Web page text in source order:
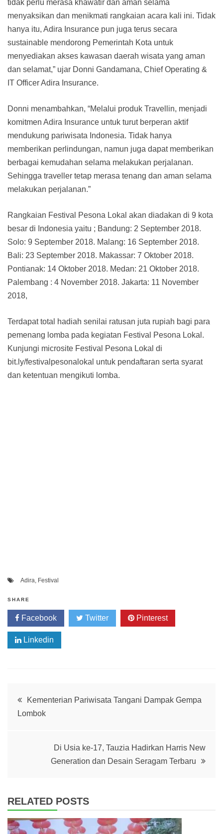
tidak perlu merasa khawatir dan aman selama
menyaksikan dan menikmati rangkaian acara kali ini. Tidak
hanya itu, Adira Insurance pun juga terus secara
sustainable mendorong Pemerintah Kota untuk
menyediakan akses kawasan daerah wisata yang aman
dan selamat,” ujar Donni Gandamana, Chief Operating &
IT Officer Adira Insurance.
Donni menambahkan, “Melalui produk Travellin, menjadi
komitmen Adira Insurance untuk turut berperan aktif
mendukung pariwisata Indonesia. Tidak hanya
memberikan perlindungan, namun juga dapat memberikan
berbagai kemudahan selama melakukan perjalanan.
Sehingga traveller tetap merasa tenang dan aman selama
melakukan perjalanan.”
Rangkaian Festival Pesona Lokal akan diadakan di 9 kota
besar di Indonesia yaitu ; Bandung: 2 September 2018.
Solo: 9 September 2018. Malang: 16 September 2018.
Bali: 23 September 2018. Makassar: 7 Oktober 2018.
Pontianak: 14 Oktober 2018. Medan: 21 Oktober 2018.
Palembang : 4 November 2018. Jakarta: 11 November
2018,
Terdapat total hadiah senilai ratusan juta rupiah bagi para
pemenang lomba pada kegiatan Festival Pesona Lokal.
Kunjungi microsite Festival Pesona Lokal di
bit.ly/festivalpesonalokal untuk pendaftaran serta syarat
dan ketentuan mengikuti lomba.
Adira, Festival
SHARE
Facebook Twitter Pinterest
Linkedin
PostKementerian Pariwisata Tangani Dampak Gempa
Lombok
Di Usia ke-17, Tauzia Hadirkan Harris New
Generation dan Desain Seragam Terbaru
RELATED POSTS